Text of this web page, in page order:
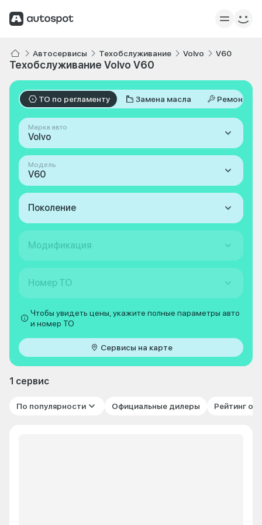
Автосервисы Техобслуживание Volvo V60
Техобслуживание Volvo V60
ТО по регламенту Замена масла Ремонт
Марка авто
Volvo
Модель
V60
Поколение
Модификация
Номер ТО
Чтобы увидеть цены, укажите полные параметры авто
и номер ТО
Сервисы на карте
1 сервис
По популярности Официальные дилеры Рейтинг